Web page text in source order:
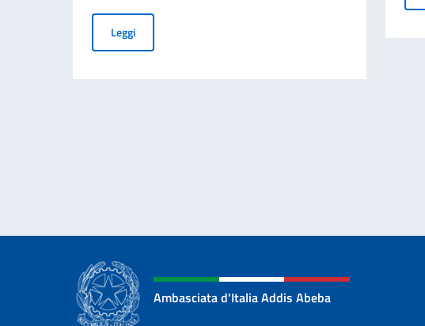
Leggi70° Anniversario del disastro di Marcinelle, e 25° Giornata
Ambasciata d'Italia Addis Abeba